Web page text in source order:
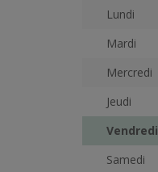
Lundi
Mardi
Mercredi
Jeudi
Vendredi
Samedi